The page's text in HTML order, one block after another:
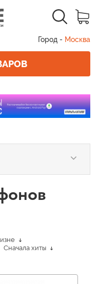
Город - Москва
Сначала хиты